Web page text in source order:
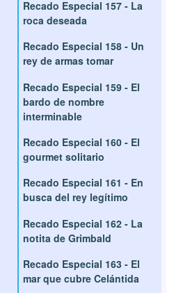
Recado Especial 157 - La
roca deseada
Recado Especial 158 - Un
rey de armas tomar
Recado Especial 159 - El
bardo de nombre
interminable
Recado Especial 160 - El
gourmet solitario
Recado Especial 161 - En
busca del rey legítimo
Recado Especial 162 - La
notita de Grimbald
Recado Especial 163 - El
mar que cubre Celántida